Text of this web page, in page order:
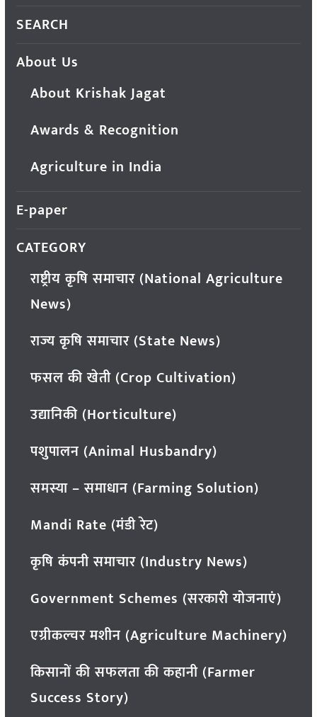
SEARCH
About Us
About Krishak Jagat
Awards & Recognition
Agriculture in India
E-paper
CATEGORY
राष्ट्रीय कृषि समाचार (National Agriculture
News)
राज्य कृषि समाचार (State News)
फसल की खेती (Crop Cultivation)
उद्यानिकी (Horticulture)
पशुपालन (Animal Husbandry)
समस्या – समाधान (Farming Solution)
Mandi Rate (मंडी रेट)
कृषि कंपनी समाचार (Industry News)
Government Schemes (सरकारी योजनाएं)
एग्रीकल्चर मशीन (Agriculture Machinery)
किसानों की सफलता की कहानी (Farmer
Success Story)